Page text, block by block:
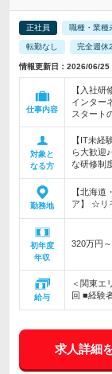
正社員 職種・業種
転勤なし 完全週休
情報更新日：2026/06/
仕事内容
【入社
インター
スタート
対象と
なる方
【IT未
ら大歓迎
な研修制
勤務地
【北海
ア】 ☆リ
初年度
年収
320万円
給与
＜関東エ
回 ■経験
求人詳細